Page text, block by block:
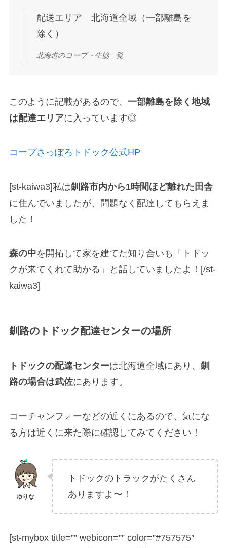
配送エリア 北海道全域（一部離島を
除く）
北海道のコープ・生協一覧
このように記載があるので、 一部離島を除く地域
は配達エリアに入っています◎
コープさっぽろトドック公式HP
[st-kaiwa3]私は釧路市内から1時間ほど離れた田舎
に住んでいましたが、問題なく配達してもらえま
した！
森の中を開拓して家を建てた知り合いも「トドッ
クが来てくれて助かる」と話していましたよ！[/st-
kaiwa3]
釧路のトドック配達センターの場所
トドックの配達センターは北海道全域にあり、 釧
路の場合は武佐にあります。
コーチャンフォーなどの近くにあるので、気にな
る方は近くに来た際に確認してみてください！
トドックのトラックがたくさん
ありますよ〜！
[st-mybox title=”” webicon=”” color=”#757575″